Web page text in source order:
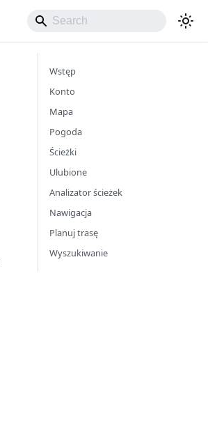
Wstęp
Konto
Mapa
Pogoda
Ścieżki
Ulubione
Analizator ścieżek
Nawigacja
Planuj trasę
Wyszukiwanie